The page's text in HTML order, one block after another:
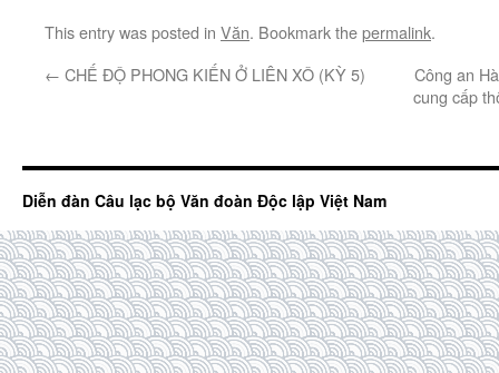
This entry was posted in Văn. Bookmark thepermalink.
← CHẾ ĐỘ PHONG KIẾN Ở LIÊN XÔ (KỲ 5)
Công an
cung cấp
Diễn đàn Câu lạc bộ Văn đoàn Độc lập Việt Nam